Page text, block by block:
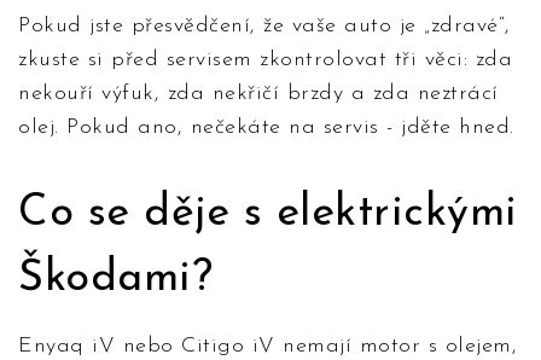
Pokud jste přesvědčení, že vaše auto je „zdravé“,
zkuste si před servisem zkontrolovat tři věci: zda
nekouří výfuk, zda nekřičí brzdy a zda neztrácí
olej. Pokud ano, nečekáte na servis - jděte hned.
Co se děje s elektrickými
Škodami?
Enyaq iV nebo Citigo iV nemají motor s olejem,